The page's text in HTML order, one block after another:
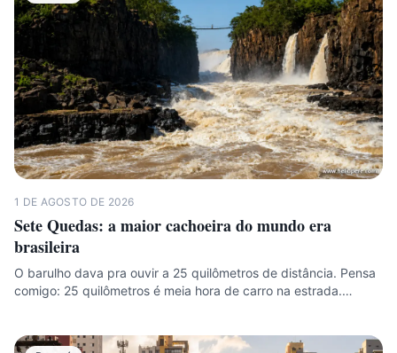
1 DE AGOSTO DE 2026
Sete Quedas: a maior cachoeira do mundo era
brasileira
O barulho dava pra ouvir a 25 quilômetros de distância. Pensa
comigo: 25 quilômetros é meia hora de carro na estrada.…